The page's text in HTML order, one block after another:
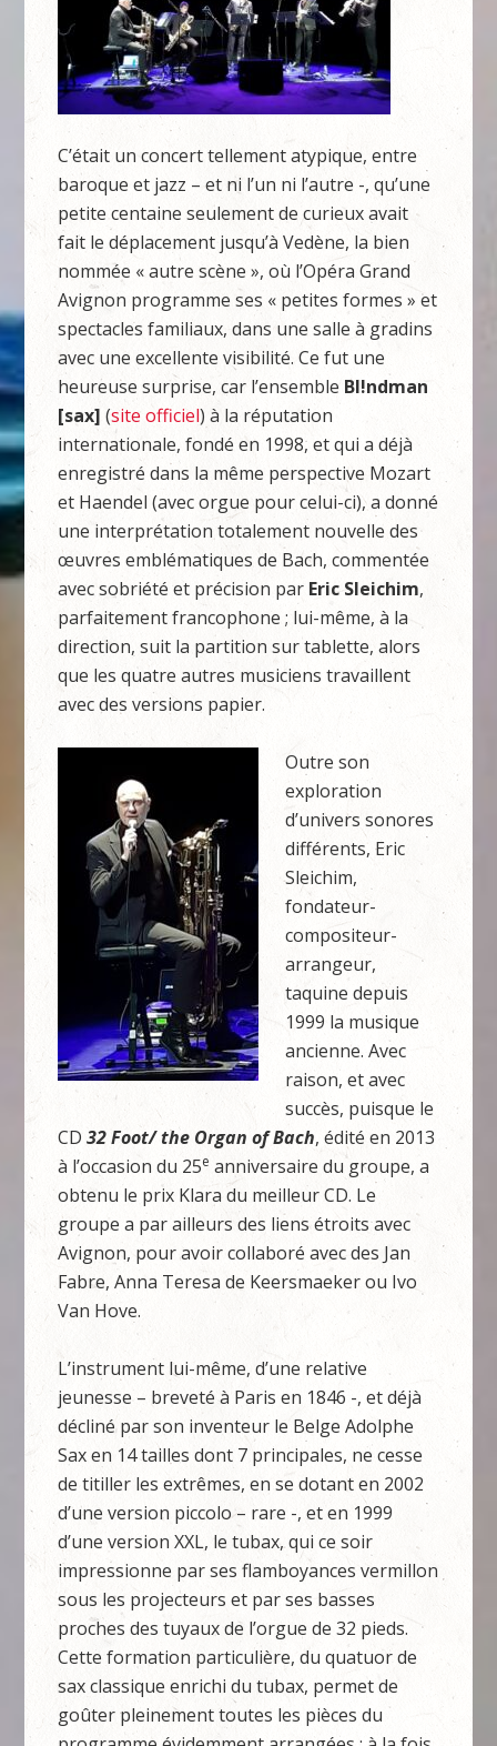
C’était un concert tellement atypique, entre
baroque et jazz – et ni l’un ni l’autre -, qu’une
petite centaine seulement de curieux avait
fait le déplacement jusqu’à Vedène, la bien
nommée « autre scène », où l’Opéra Grand
Avignon programme ses « petites formes » et
spectacles familiaux, dans une salle à gradins
avec une excellente visibilité. Ce fut une
heureuse surprise, car l’ensemble Bl!ndman
[sax](site officiel) à la réputation
internationale, fondé en 1998, et qui a déjà
enregistré dans la même perspective Mozart
et Haendel (avec orgue pour celui-ci), a donné
une interprétation totalement nouvelle des
œuvres emblématiques de Bach, commentée
avec sobriété et précision par Eric Sleichim,
parfaitement francophone ; lui-même, à la
direction, suit la partition sur tablette, alors
que les quatre autres musiciens travaillent
avec des versions papier.
Outre son
exploration
d’univers sonores
différents, Eric
Sleichim,
fondateur-
compositeur-
arrangeur,
taquine depuis
1999 la musique
ancienne. Avec
raison, et avec
succès, puisque le
CD32 Foot/ the Organ of Bach, édité en 2013
à l’occasion du 25e anniversaire du groupe, a
obtenu le prix Klara du meilleur CD. Le
groupe a par ailleurs des liens étroits avec
Avignon, pour avoir collaboré avec des Jan
Fabre, Anna Teresa de Keersmaeker ou Ivo
Van Hove.
L’instrument lui-même, d’une relative
jeunesse – breveté à Paris en 1846 -, et déjà
décliné par son inventeur le Belge Adolphe
Sax en 14 tailles dont 7 principales, ne cesse
de titiller les extrêmes, en se dotant en 2002
d’une version piccolo – rare -, et en 1999
d’une version XXL, le tubax, qui ce soir
impressionne par ses flamboyances vermillon
sous les projecteurs et par ses basses
proches des tuyaux de l’orgue de 32 pieds.
Cette formation particulière, du quatuor de
sax classique enrichi du tubax, permet de
goûter pleinement toutes les pièces du